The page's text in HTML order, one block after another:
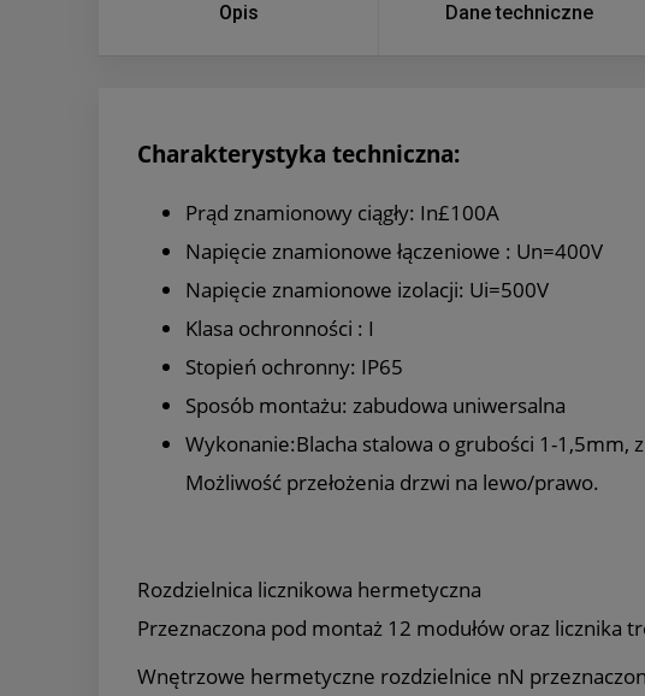
Opis Dane techniczne
Charakterystyka techniczna:
Prąd znamionowy ciągły: In£100A
Napięcie znamionowe łączeniowe : Un=400V
Napięcie znamionowe izolacji: Ui=500V
Klasa ochronności : I
Stopień ochronny: IP65
Sposób montażu: zabudowa uniwersalna
Wykonanie:Blacha stalowa o grubości 1-1,5mm,
Możliwość przełożenia drzwi na lewo/prawo.
Rozdzielnica licznikowa hermetyczna
Przeznaczona pod montaż 12 modułów oraz licznika
Wnętrzowe hermetyczne rozdzielnice nN